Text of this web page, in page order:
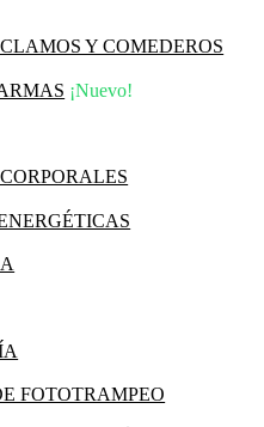
Y COMEDEROS
¡Nuevo!
FOTOTRAMPEO